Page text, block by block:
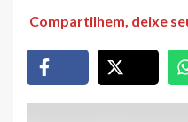
Compartilhem, deixe